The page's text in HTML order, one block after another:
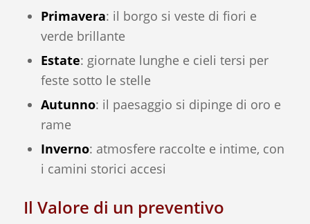
Primavera: il borgo si veste di fiori e
verde brillante
Estate: giornate lunghe e cieli tersi per
feste sotto le stelle
Autunno: il paesaggio si dipinge di oro e
rame
Inverno: atmosfere raccolte e intime, con
i camini storici accesi
Il Valore di un preventivo